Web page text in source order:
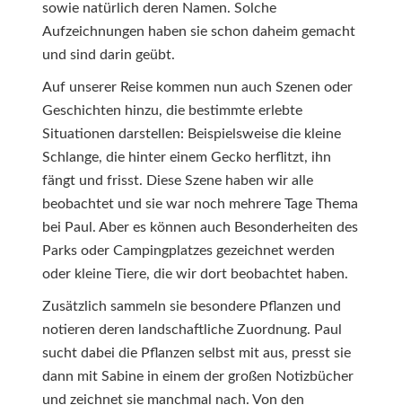
sowie natürlich deren Namen. Solche
Aufzeichnungen haben sie schon daheim gemacht
und sind darin geübt.
Auf unserer Reise kommen nun auch Szenen oder
Geschichten hinzu, die bestimmte erlebte
Situationen darstellen: Beispielsweise die kleine
Schlange, die hinter einem Gecko herflitzt, ihn
fängt und frisst. Diese Szene haben wir alle
beobachtet und sie war noch mehrere Tage Thema
bei Paul. Aber es können auch Besonderheiten des
Parks oder Campingplatzes gezeichnet werden
oder kleine Tiere, die wir dort beobachtet haben.
Zusätzlich sammeln sie besondere Pflanzen und
notieren deren landschaftliche Zuordnung. Paul
sucht dabei die Pflanzen selbst mit aus, presst sie
dann mit Sabine in einem der großen Notizbücher
und zeichnet sie manchmal nach. Von den